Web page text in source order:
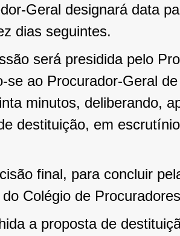
Geral designará data
dias seguintes.
será presidida pelo
se ao Procurador-Geral
minutos, deliberando,
destituição, em
final, para concluir
Colégio de
a proposta de